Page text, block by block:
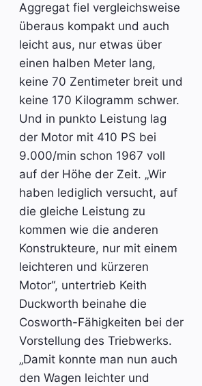
Aggregat fiel vergleichsweise
überaus kompakt und auch
leicht aus, nur etwas über
einen halben Meter lang,
keine 70 Zentimeter breit und
keine 170 Kilogramm schwer.
Und in punkto Leistung lag
der Motor mit 410 PS bei
9.000/min schon 1967 voll
auf der Höhe der Zeit. „Wir
haben lediglich versucht, auf
die gleiche Leistung zu
kommen wie die anderen
Konstrukteure, nur mit einem
leichteren und kürzeren
Motor“, untertrieb Keith
Duckworth beinahe die
Cosworth-Fähigkeiten bei der
Vorstellung des Triebwerks.
„Damit konnte man nun auch
den Wagen leichter und